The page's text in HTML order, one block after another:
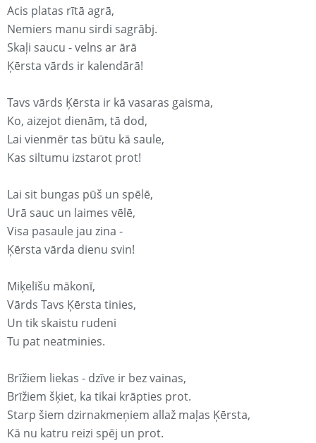
Acis platas rītā agrā,
Nemiers manu sirdi sagrābj.
Skaļi saucu - velns ar ārā
Ķērsta vārds ir kalendārā!
Tavs vārds Ķērsta ir kā vasaras gaisma,
Ko, aizejot dienām, tā dod,
Lai vienmēr tas būtu kā saule,
Kas siltumu izstarot prot!
Lai sit bungas pūš un spēlē,
Urā sauc un laimes vēlē,
Visa pasaule jau zina -
Ķērsta vārda dienu svin!
Miķelīšu mākonī,
Vārds Tavs Ķērsta tinies,
Un tik skaistu rudeni
Tu pat neatminies.
Brīžiem liekas - dzīve ir bez vainas,
Brīžiem šķiet, ka tikai krāpties prot.
Starp šiem dzirnakmeņiem allaž maļas Ķērsta,
Kā nu katru reizi spēj un prot.